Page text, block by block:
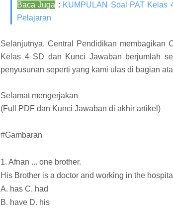
Baca Juga : KUMPULAN Soal PAT Kelas
Pelajaran
Selanjutnya, Central Pendidikan membagikan
Kelas 4 SD dan Kunci Jawaban berjumlah
penyusunan seperti yang kami ulas di bagian
Selamat mengerjakan
(Full PDF dan Kunci Jawaban di akhir artikel)
#Gambaran
1. Afnan ... one brother.
His Brother is a doctor and working in the
A. has C. had
B. have D. his